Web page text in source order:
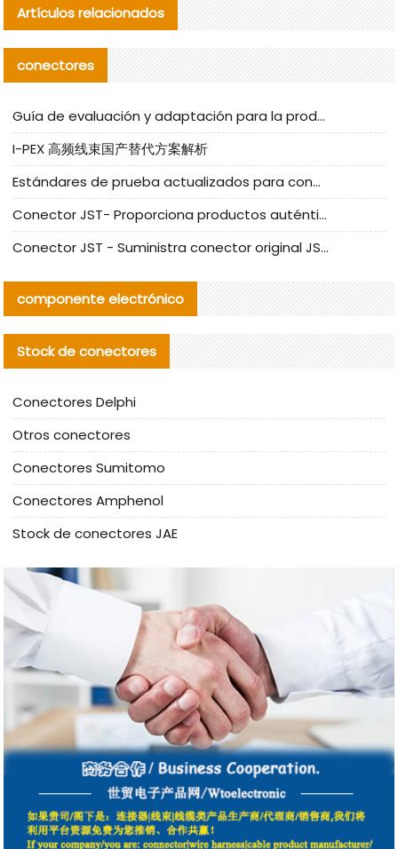
Artículos relacionados
conectores
Guía de evaluación y adaptación para la producción en serie de componentes de cables nacionales para CNC Tech
I-PEX 高频线束国产替代方案解析
Estándares de prueba actualizados para conectores nacionales bajo la referencia de CLIFF
Conector JST- Proporciona productos auténticos y alternativos del conector JST NSHR-02V-S
Conector JST - Suministra conector original JST GHR-09V-S | productos alternativos
componente electrónico
Stock de conectores
Conectores Delphi
Otros conectores
Conectores Sumitomo
Conectores Amphenol
Stock de conectores JAE